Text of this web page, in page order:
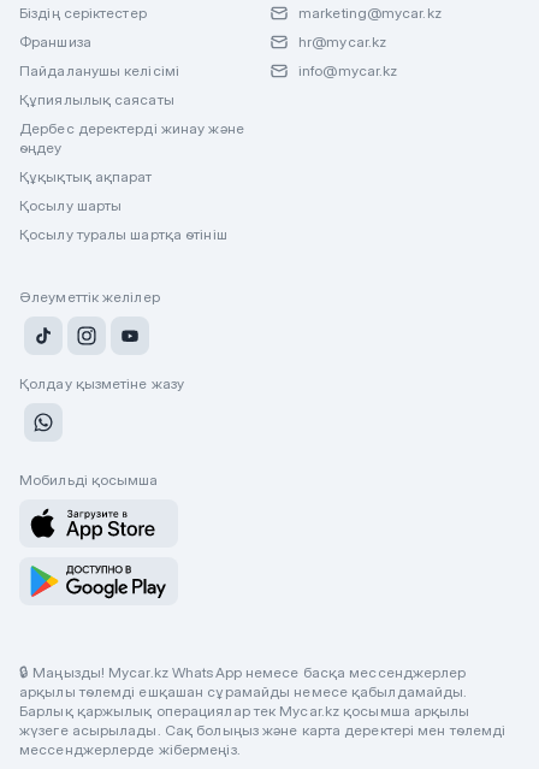
Біздің серіктестер
Франшиза
Пайдаланушы келісімі
Құпиялылық саясаты
Дербес деректерді жинау және
өңдеу
Құқықтық ақпарат
Қосылу шарты
Қосылу туралы шартқа өтініш
marketing@mycar.kz
hr@mycar.kz
info@mycar.kz
Әлеуметтік желілер
Қолдау қызметіне жазу
Мобильді қосымша
🔒 Маңызды! Mycar.kz WhatsApp немесе басқа мессенджерлер
арқылы төлемді ешқашан сұрамайды немесе қабылдамайды.
Барлық қаржылық операциялар тек Mycar.kz қосымша арқылы
жүзеге асырылады. Сақ болыңыз және карта деректері мен төлемді
мессенджерлерде жібермеңіз.